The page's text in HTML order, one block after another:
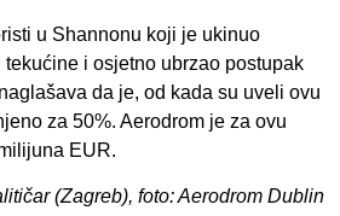
u Shannonu koji je ukinuo
i osjetno ubrzao postupak
da je, od kada su uveli ovu
za 50%. Aerodrom je za ovu
EUR.
(Zagreb), foto: Aerodrom Dublin